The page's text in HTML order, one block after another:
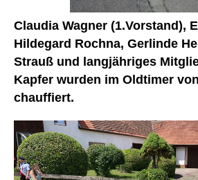
Claudia Wagner (1.Vorstand),
Hildegard Rochna, Gerlinde
Strauß und langjähriges
Kapfer wurden im Oldtimer
chauffiert.